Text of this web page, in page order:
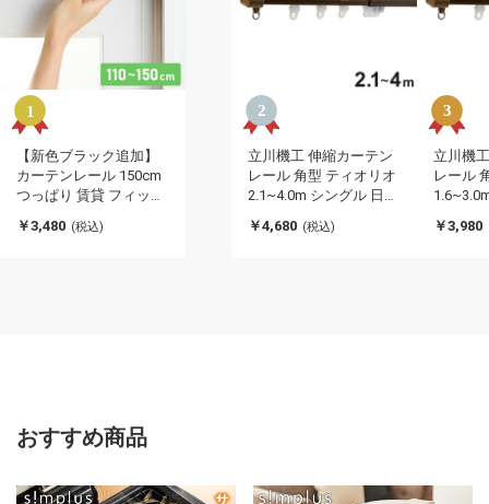
【新色ブラック追加】
カーテンレール 150cm
つっぱり 賃貸 フィット
け不要 取付簡単 間仕切
￥3,480 (税込)
立川機工 伸縮カーテン
レール 角型 ティオリオ
2.1~4.0m シングル 日本
ル タチカワブラインド
￥4,680 (税込)
立川機
レール
ル タチ
￥3,980
おすすめ商品